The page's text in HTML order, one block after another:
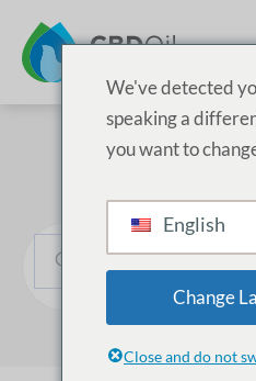
We've detected
speaking a
you want to
English
Change
Close and do not